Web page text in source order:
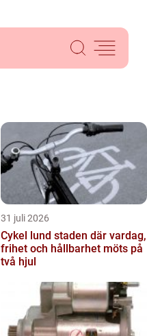
31 juli 2026
Cykel lund staden där vardag,
frihet och hållbarhet möts på
två hjul